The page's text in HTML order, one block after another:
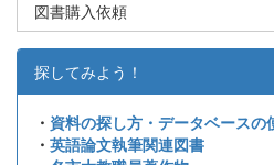
図書購入依頼
探してみよう！
・ 資料の探し方・データベースの
・ 英語論文執筆関連図書